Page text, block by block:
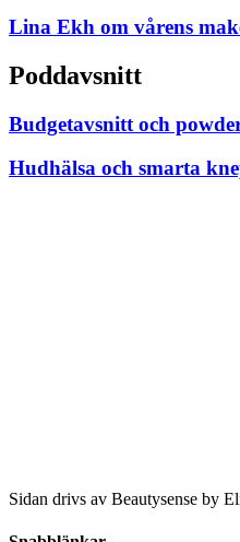
Lina Ekh om vårens
Poddavsnitt
Budgetavsnitt och
Hudhälsa och smarta
Sidan drivs av Beautysense by